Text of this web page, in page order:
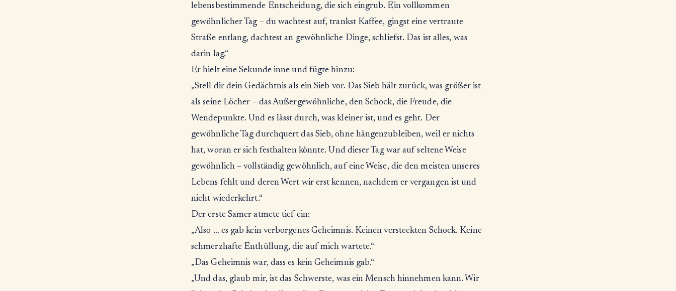
lebensbestimmende Entscheidung, die sich eingrub. Ein vollkommen
gewöhnlicher Tag – du wachtest auf, trankst Kaffee, gingst eine vertraute
Straße entlang, dachtest an gewöhnliche Dinge, schliefst. Das ist alles, was
darin lag.“
Er hielt eine Sekunde inne und fügte hinzu:
„Stell dir dein Gedächtnis als ein Sieb vor. Das Sieb hält zurück, was größer ist
als seine Löcher – das Außergewöhnliche, den Schock, die Freude, die
Wendepunkte. Und es lässt durch, was kleiner ist, und es geht. Der
gewöhnliche Tag durchquert das Sieb, ohne hängenzubleiben, weil er nichts
hat, woran er sich festhalten könnte. Und dieser Tag war auf seltene Weise
gewöhnlich – vollständig gewöhnlich, auf eine Weise, die den meisten unseres
Lebens fehlt und deren Wert wir erst kennen, nachdem er vergangen ist und
nicht wiederkehrt.“
Der erste Samer atmete tief ein:
„Also … es gab kein verborgenes Geheimnis. Keinen versteckten Schock. Keine
schmerzhafte Enthüllung, die auf mich wartete.“
„Das Geheimnis war, dass es kein Geheimnis gab.“
„Und das, glaub mir, ist das Schwerste, was ein Mensch hinnehmen kann. Wir